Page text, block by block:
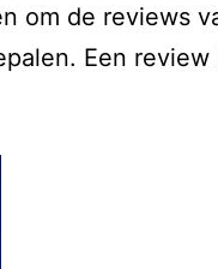
om de reviews
Een review